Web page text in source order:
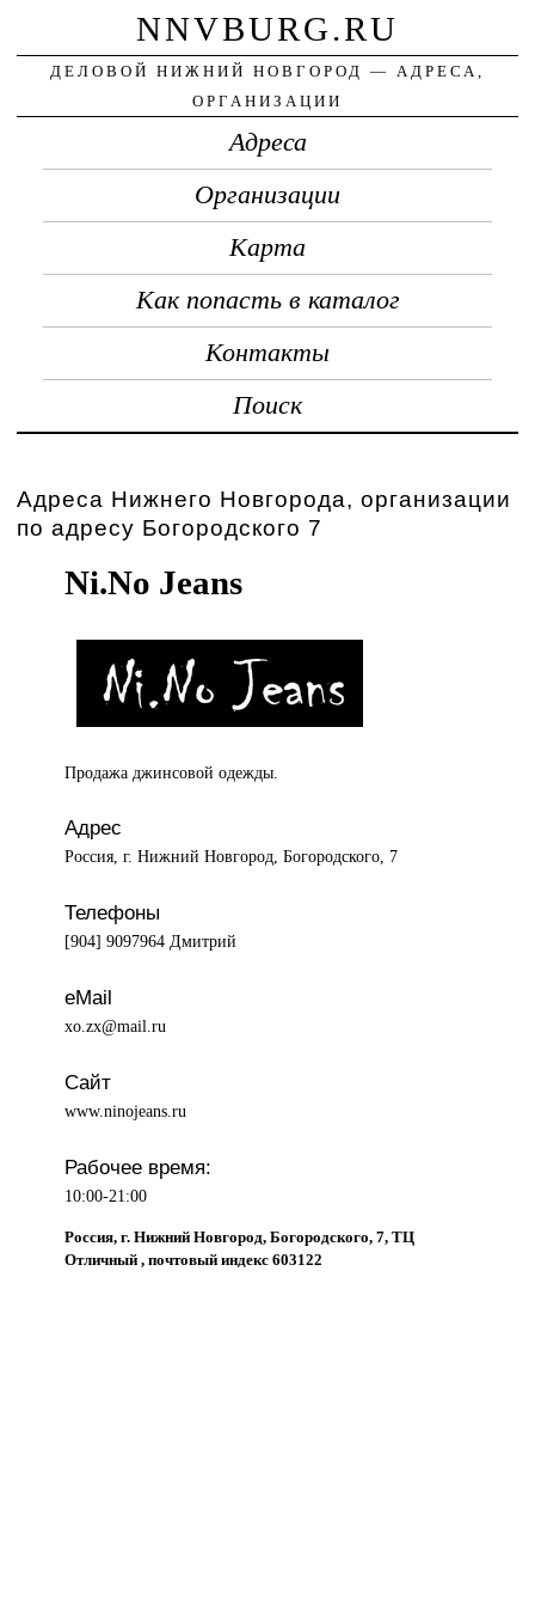
NNVBURG.RU
ДЕЛОВОЙ НИЖНИЙ НОВГОРОД — АДРЕСА,
ОРГАНИЗАЦИИ
Адреса
Организации
Карта
Как попасть в каталог
Контакты
Поиск
Адреса Нижнего Новгорода, организации
по адресу Богородского 7
Ni.No Jeans
Продажа джинсовойодежды.
Адрес
Россия, г. Нижний Новгород, Богородского, 7
Телефоны
[904] 9097964 Дмитрий
eMail
xo.zx@mail.ru
Сайт
www.ninojeans.ru
Рабочее время:
10:00-21:00
Россия, г. Нижний Новгород, Богородского, 7, ТЦ
Отличный , почтовый индекс 603122